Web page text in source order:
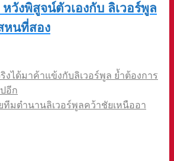
หวังพิสูจน์ตัวเองกับ ลิเวอร์พูล
หนที่สอง
ริงได้มาค้าแข้งกับลิเวอร์พูล ย้ำต้องการ
อีก
ทีมตำนานลิเวอร์พูลคว้าชัยเหนืออา